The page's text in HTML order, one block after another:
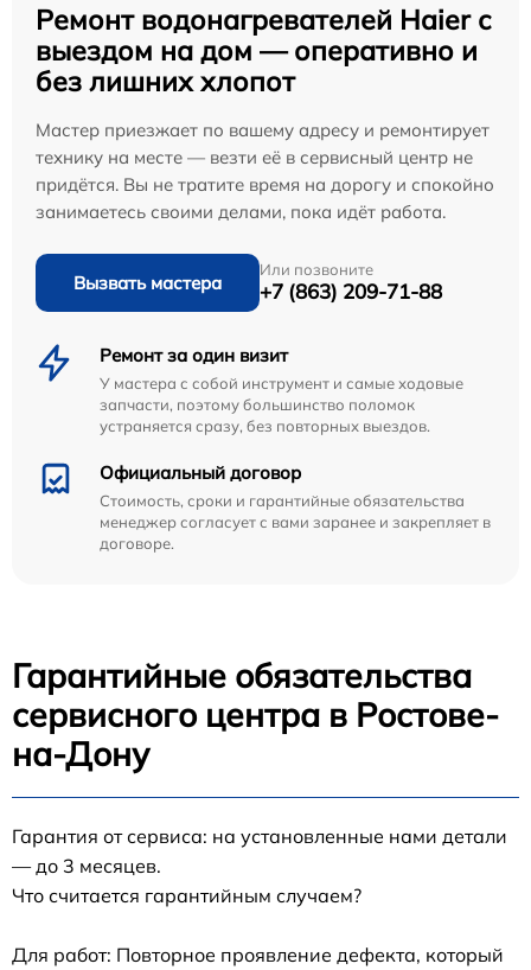
Ремонт водонагревателей Haier с
выездом на дом — оперативно и
без лишних хлопот
Мастер приезжает по вашему адресу и ремонтирует
технику на месте — везти её в сервисный центр не
придётся. Вы не тратите время на дорогу и спокойно
занимаетесь своими делами, пока идёт работа.
Вызвать мастера
Или позвоните
+7 (863) 209-71-88
Ремонт за один визит
У мастера с собой инструмент и самые ходовые
запчасти, поэтому большинство поломок
устраняется сразу, без повторных выездов.
Официальный договор
Стоимость, сроки и гарантийные обязательства
менеджер согласует с вами заранее и закрепляет в
договоре.
Гарантийные обязательства
сервисного центра в Ростове-
на-Дону
Гарантия от сервиса: на установленные нами детали
— до 3 месяцев.
Что считается гарантийным случаем?
Для работ: Повторное проявление дефекта, который